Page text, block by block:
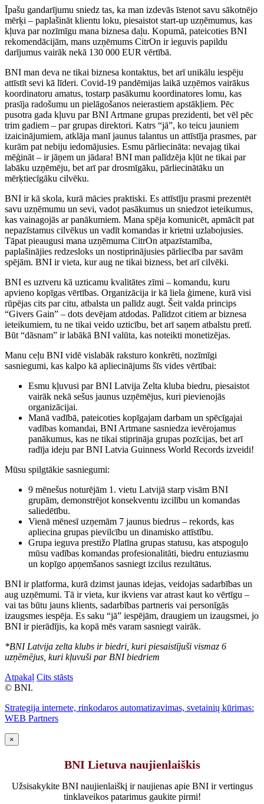
Īpašu gandarījumu sniedz tas, ka man izdevās īstenot savu sākotnējo
mērķi – paplašināt klientu loku, piesaistot start-up uzņēmumus, kas
kļuva par nozīmīgu mana biznesa daļu. Kopumā, pateicoties BNI
rekomendācijām, mans uzņēmums CitrOn ir ieguvis papildu
darījumus vairāk nekā 130 000 EUR vērtībā.
BNI man deva ne tikai biznesa kontaktus, bet arī unikālu iespēju
attīstīt sevi kā līderi. Covid-19 pandēmijas laikā uzņēmos vairākus
koordinatoru amatus, tostarp pasākumu koordinatores lomu, kas
prasīja radošumu un pielāgošanos neierastiem apstākļiem. Pēc
pusotra gada kļuvu par BNI Artmane grupas prezidenti, bet vēl pēc
trim gadiem – par grupas direktori. Katrs “jā”, ko teicu jauniem
izaicinājumiem, atklāja manī jaunus talantus un attīstīja prasmes, par
kurām pat nebiju iedomājusies. Esmu pārliecināta: nevajag tikai
mēģināt – ir jāņem un jādara! BNI man palīdzēja kļūt ne tikai par
labāku uzņēmēju, bet arī par drosmīgāku, pārliecinātāku un
mērķtiecīgāku cilvēku.
BNI ir kā skola, kurā mācies praktiski. Es attīstīju prasmi prezentēt
savu uzņēmumu un sevi, vadot pasākumus un sniedzot ieteikumus,
kas vainagojās ar panākumiem. Mana spēja komunicēt, apmācīt pat
nepazīstamus cilvēkus un vadīt komandas ir krietni uzlabojusies.
Tāpat pieaugusi mana uzņēmuma CitrOn atpazīstamība,
paplašinājies redzesloks un nostiprinājusies pārliecība par savām
spējām. BNI ir vieta, kur aug ne tikai bizness, bet arī cilvēki.
BNI es uztveru kā uzticamu kvalitātes zīmi – komandu, kuru
apvieno kopīgas vērtības. Organizācija ir kā liela ģimene, kurā visi
rūpējas cits par citu, atbalsta un palīdz augt. Šeit valda princips
“Givers Gain” – dots devējam atdodas. Palīdzot citiem ar biznesa
ieteikumiem, tu ne tikai veido uzticību, bet arī saņem atbalstu pretī.
Būt “dāsnam” ir labākā BNI valūta, kas noteikti monetizējas.
Manu ceļu BNI vidē vislabāk raksturo konkrēti, nozīmīgi
sasniegumi, kas kalpo kā apliecinājums šīs vides vērtībai:
Esmu kļuvusi par BNI Latvija Zelta kluba biedru, piesaistot
vairāk nekā sešus jaunus uzņēmējus, kuri pievienojās
organizācijai.
Manā vadībā, pateicoties kopīgajam darbam un spēcīgajai
vadības komandai, BNI Artmane sasniedza ievērojamus
panākumus, kas ne tikai stiprināja grupas pozīcijas, bet arī
radīja ideju par BNI Latvia Guinness World Records izveidi!
Mūsu spilgtākie sasniegumi:
9 mēnešus noturējām 1. vietu Latvijā starp visām BNI
grupām, demonstrējot konsekventu izcilību un komandas
saliedētību.
Vienā mēnesī uzņemām 7 jaunus biedrus – rekords, kas
apliecina grupas pievilcību un dinamisko attīstību.
Grupa ieguva prestižo Platīna grupas statusu, kas atspoguļo
mūsu vadības komandas profesionalitāti, biedru entuziasmu
un kopīgo apņemšanos sasniegt izcilus rezultātus.
BNI ir platforma, kurā dzimst jaunas idejas, veidojas sadarbības un
aug uzņēmumi. Tā ir vieta, kur ikviens var atrast kaut ko vērtīgu –
vai tas būtu jauns klients, sadarbības partneris vai personīgās
izaugsmes iespēja. Es saku “jā” iespējām, draugiem un izaugsmei, jo
BNI ir pierādījis, ka kopā mēs varam sasniegt vairāk.
*BNI Latvija zelta klubs ir biedri, kuri piesaistījuši vismaz 6
uzņēmējus, kuri kļuvuši par BNI biedriem
Atpakaļ Cits stāsts
© BNI.
Strategija internete, rinkodaros automatizavimas, svetainių kūrimas:
WEB Partners
×
BNI Lietuva naujienlaiškis
Užsisakykite BNI naujienlaiškį ir naujienas apie BNI ir vertingus
tinklaveikos patarimus gaukite pirmi!